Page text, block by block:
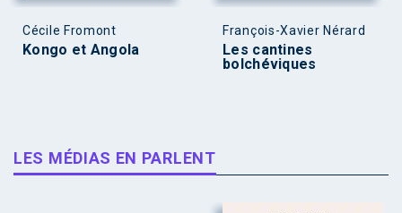
Cécile Fromont
Kongo et Angola
François-Xavier Nérard
Les cantines
bolchéviques
LES MÉDIAS EN PARLENT